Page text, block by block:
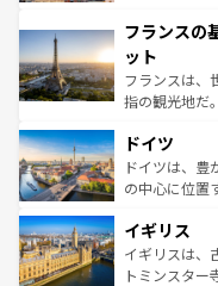
ませてくれる
なお、新着の
しい。
文化が根付く
れる闘牛、そ
る。首都マド
アートに溢れ
せる。地方に
ンテンツ一覧
フランスの
ット
フランスは、
指の観光地だ
で、幅広い魅
聖堂、美しい
から魅了する
いる。シャン
香り高いラベ
らに、パリ以
ドイツ
ドイツは、豊
の中心に位置
顔を持つこの
ルリンの文化
してライン川
イギリス
イギリスは、
トミンスター